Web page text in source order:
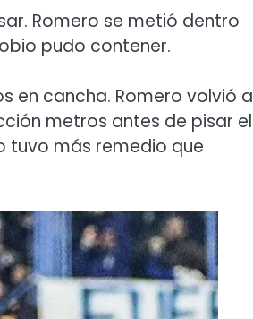
Romero se metió dentro
pudo contener.
en cancha. Romero volvió a
metros antes de pisar el
tuvo más remedio que